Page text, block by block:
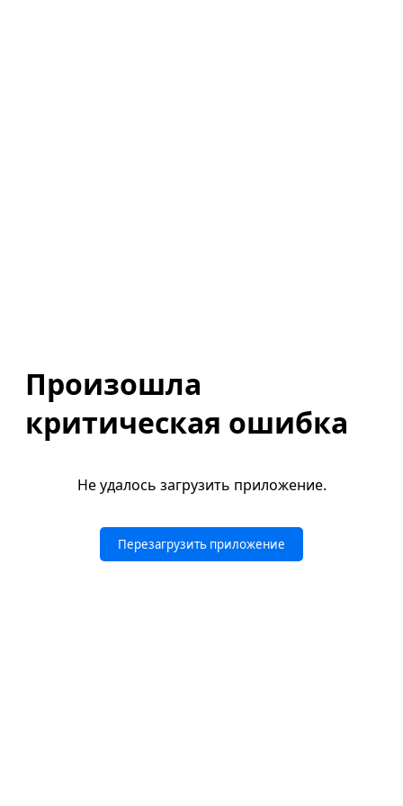
Произошла
критическая ошибка
Не удалось загрузить приложение.
Перезагрузить приложение